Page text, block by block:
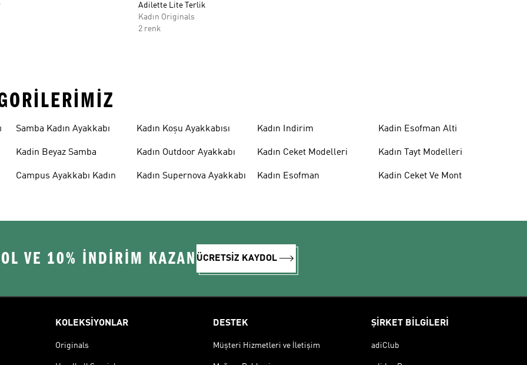
Adilette Lite Terlik
Kadın Originals
2 renk
Samba Kadın Ayakkabı
Kadin Beyaz Samba
Campus Ayakkabı Kadın
Kadın Koşu Ayakkabısı
Kadın Outdoor Ayakkabı
Kadın Supernova Ayakkabı
Kadın Indirim
Kadın Ceket Modelleri
Kadın Esofman
Kadin Esofman Alti
Kadın Tayt Modelleri
Kadin Ceket Ve Mont
VE 10% İNDİRİM KAZAN ÜCRETSİZ KAYDOL
KOLEKSİYONLAR
Originals
DESTEK
Müşteri Hizmetleri ve İletişim
ŞİRKET BİLGİLERİ
adiClub